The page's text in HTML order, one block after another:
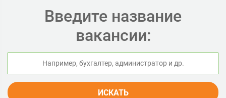
Введите название
вакансии:
ИСКАТЬ